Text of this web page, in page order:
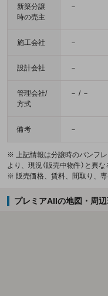
新築分譲
時の売主
－
施工会社 －
設計会社 －
管理会社/
方式
－ / －
備考 －
※ 上記情報は分譲時のパンフ
より、現況（販売中物件）と異
※ 販売価格、賃料、間取り、専
プレミアAIIの地図・周